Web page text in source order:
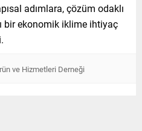
adımlara, çözüm odaklı
bir ekonomik iklime ihtiyaç
ve Hizmetleri Derneği